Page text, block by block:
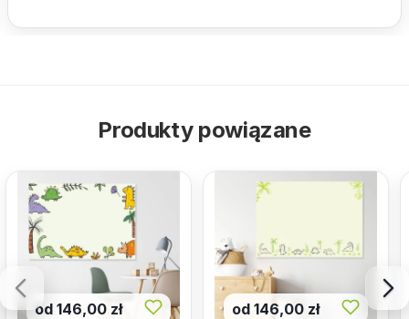
Produkty powiązane
od 146,00 zł od 146,00 zł